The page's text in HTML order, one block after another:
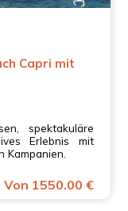
Capri mit
spektakuläre
Erlebnis mit
Kampanien.
Von 1550.00 €